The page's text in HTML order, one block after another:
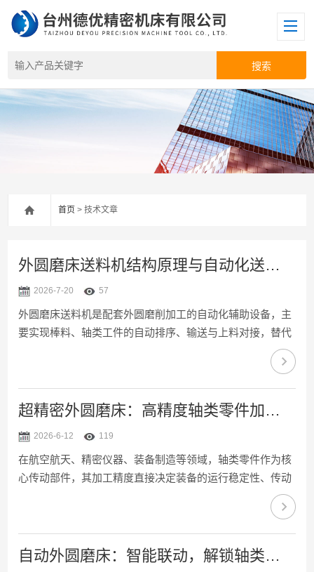
首页 > 技术文章
外圆磨床送料机结构原理与自动化送料流程解析
2026-7-20 57
外圆磨床送料机是配套外圆磨削加工的自动化辅助设备，主
要实现棒料、轴类工件的自动排序、输送与上料对接，替代
传统人工上下料模式。可适配批量轴类零件的连续磨削作
业，有效提升磨床加工效率，稳定工件装夹精度，降低人工
操作带来的误差与安全隐患，是精密磨削生产线自动化升级
的核心配套设备。本文结合结构特性，解析其工作原理与标
用模块化集成结构，整体由物料储料机构、有序分料机构、
输送传动机构、对位推送机构及智能控制单元组成。储料机
构用于集中堆放...
超精密外圆磨床：高精度轴类零件加工的核心装备
2026-6-12 119
在航空航天、精密仪器、装备制造等领域，轴类零件作为核
心传动部件，其加工精度直接决定装备的运行稳定性、传动
效率与使用寿命。这类零件对轴颈、台阶面的形状精度、位
置精度及表面粗糙度有着严苛要求，而超精密外圆磨床凭借
高刚性、高精度、高稳定性的核心优势，成为高精度轴类零
件加工的关键核心装备，支撑着精密制造产业向更高水平迈
自动外圆磨床：智能联动，解锁轴类零件高效精磨路径